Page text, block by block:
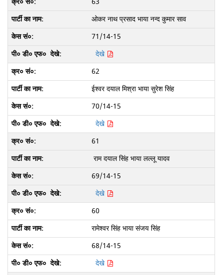
ओकर नाथ प्रसाद भाया नन्द कुमार साव
71/14-15
देखे
62
ईश्वर दयाल मिश्रा भाया सुरेश सिंह
70/14-15
देखे
61
राम दयाल सिंह भाया लल्लू यादव
69/14-15
देखे
60
रामेश्वर सिंह भाया संजय सिंह
68/14-15
देखे